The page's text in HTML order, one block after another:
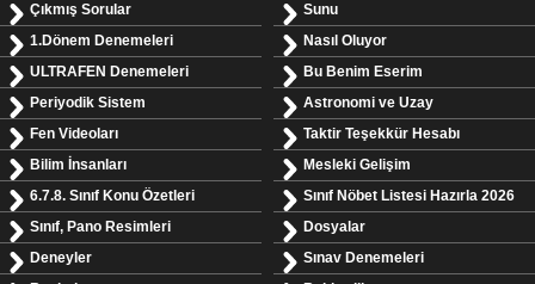
Çıkmış Sorular
1.Dönem Denemeleri
ULTRAFEN Denemeleri
Periyodik Sistem
Fen Videoları
Bilim İnsanları
6.7.8. Sınıf Konu Özetleri
Sınıf, Pano Resimleri
Deneyler
Sunu
Nasıl Oluyor
Bu Benim Eserim
Astronomi ve Uzay
Taktir Teşekkür Hesabı
Mesleki Gelişim
Sınıf Nöbet Listesi Hazırla 2026
Dosyalar
Sınav Denemeleri